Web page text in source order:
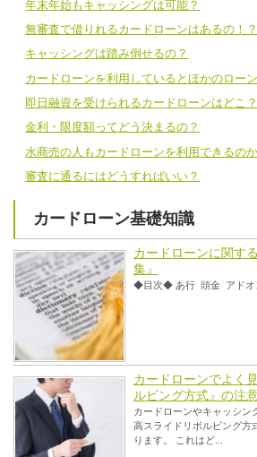
年末年始もキャッシングは可能？
無審査で借りれるカードローンはあるの！？
キャッシングは踏み倒せるの？
カードローンを利用しているとほかのロー
即日融資を受けられるカードローンはどこ？
金利・限度額ってどう決まるの？
水商売の人もカードローンを利用できるの
審査に通るにはどうすればいい？
カードローン基礎知識
カードローンに関す
集』
◆目次◆ あ行 頭金 アドオ
カードローンでよく
ルビング方式』の注
カードローンやキャッシン
高スライドリボルビング方
ります。 これはど...